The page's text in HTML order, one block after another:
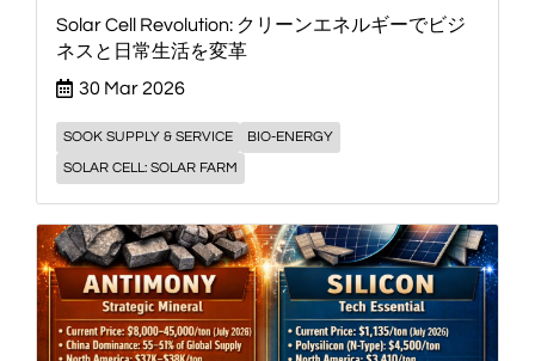
Solar Cell Revolution: クリーンエネルギーでビジ
ネスと日常生活を変革
30 Mar 2026
SOOK SUPPLY & SERVICE
BIO-ENERGY
SOLAR CELL: SOLAR FARM